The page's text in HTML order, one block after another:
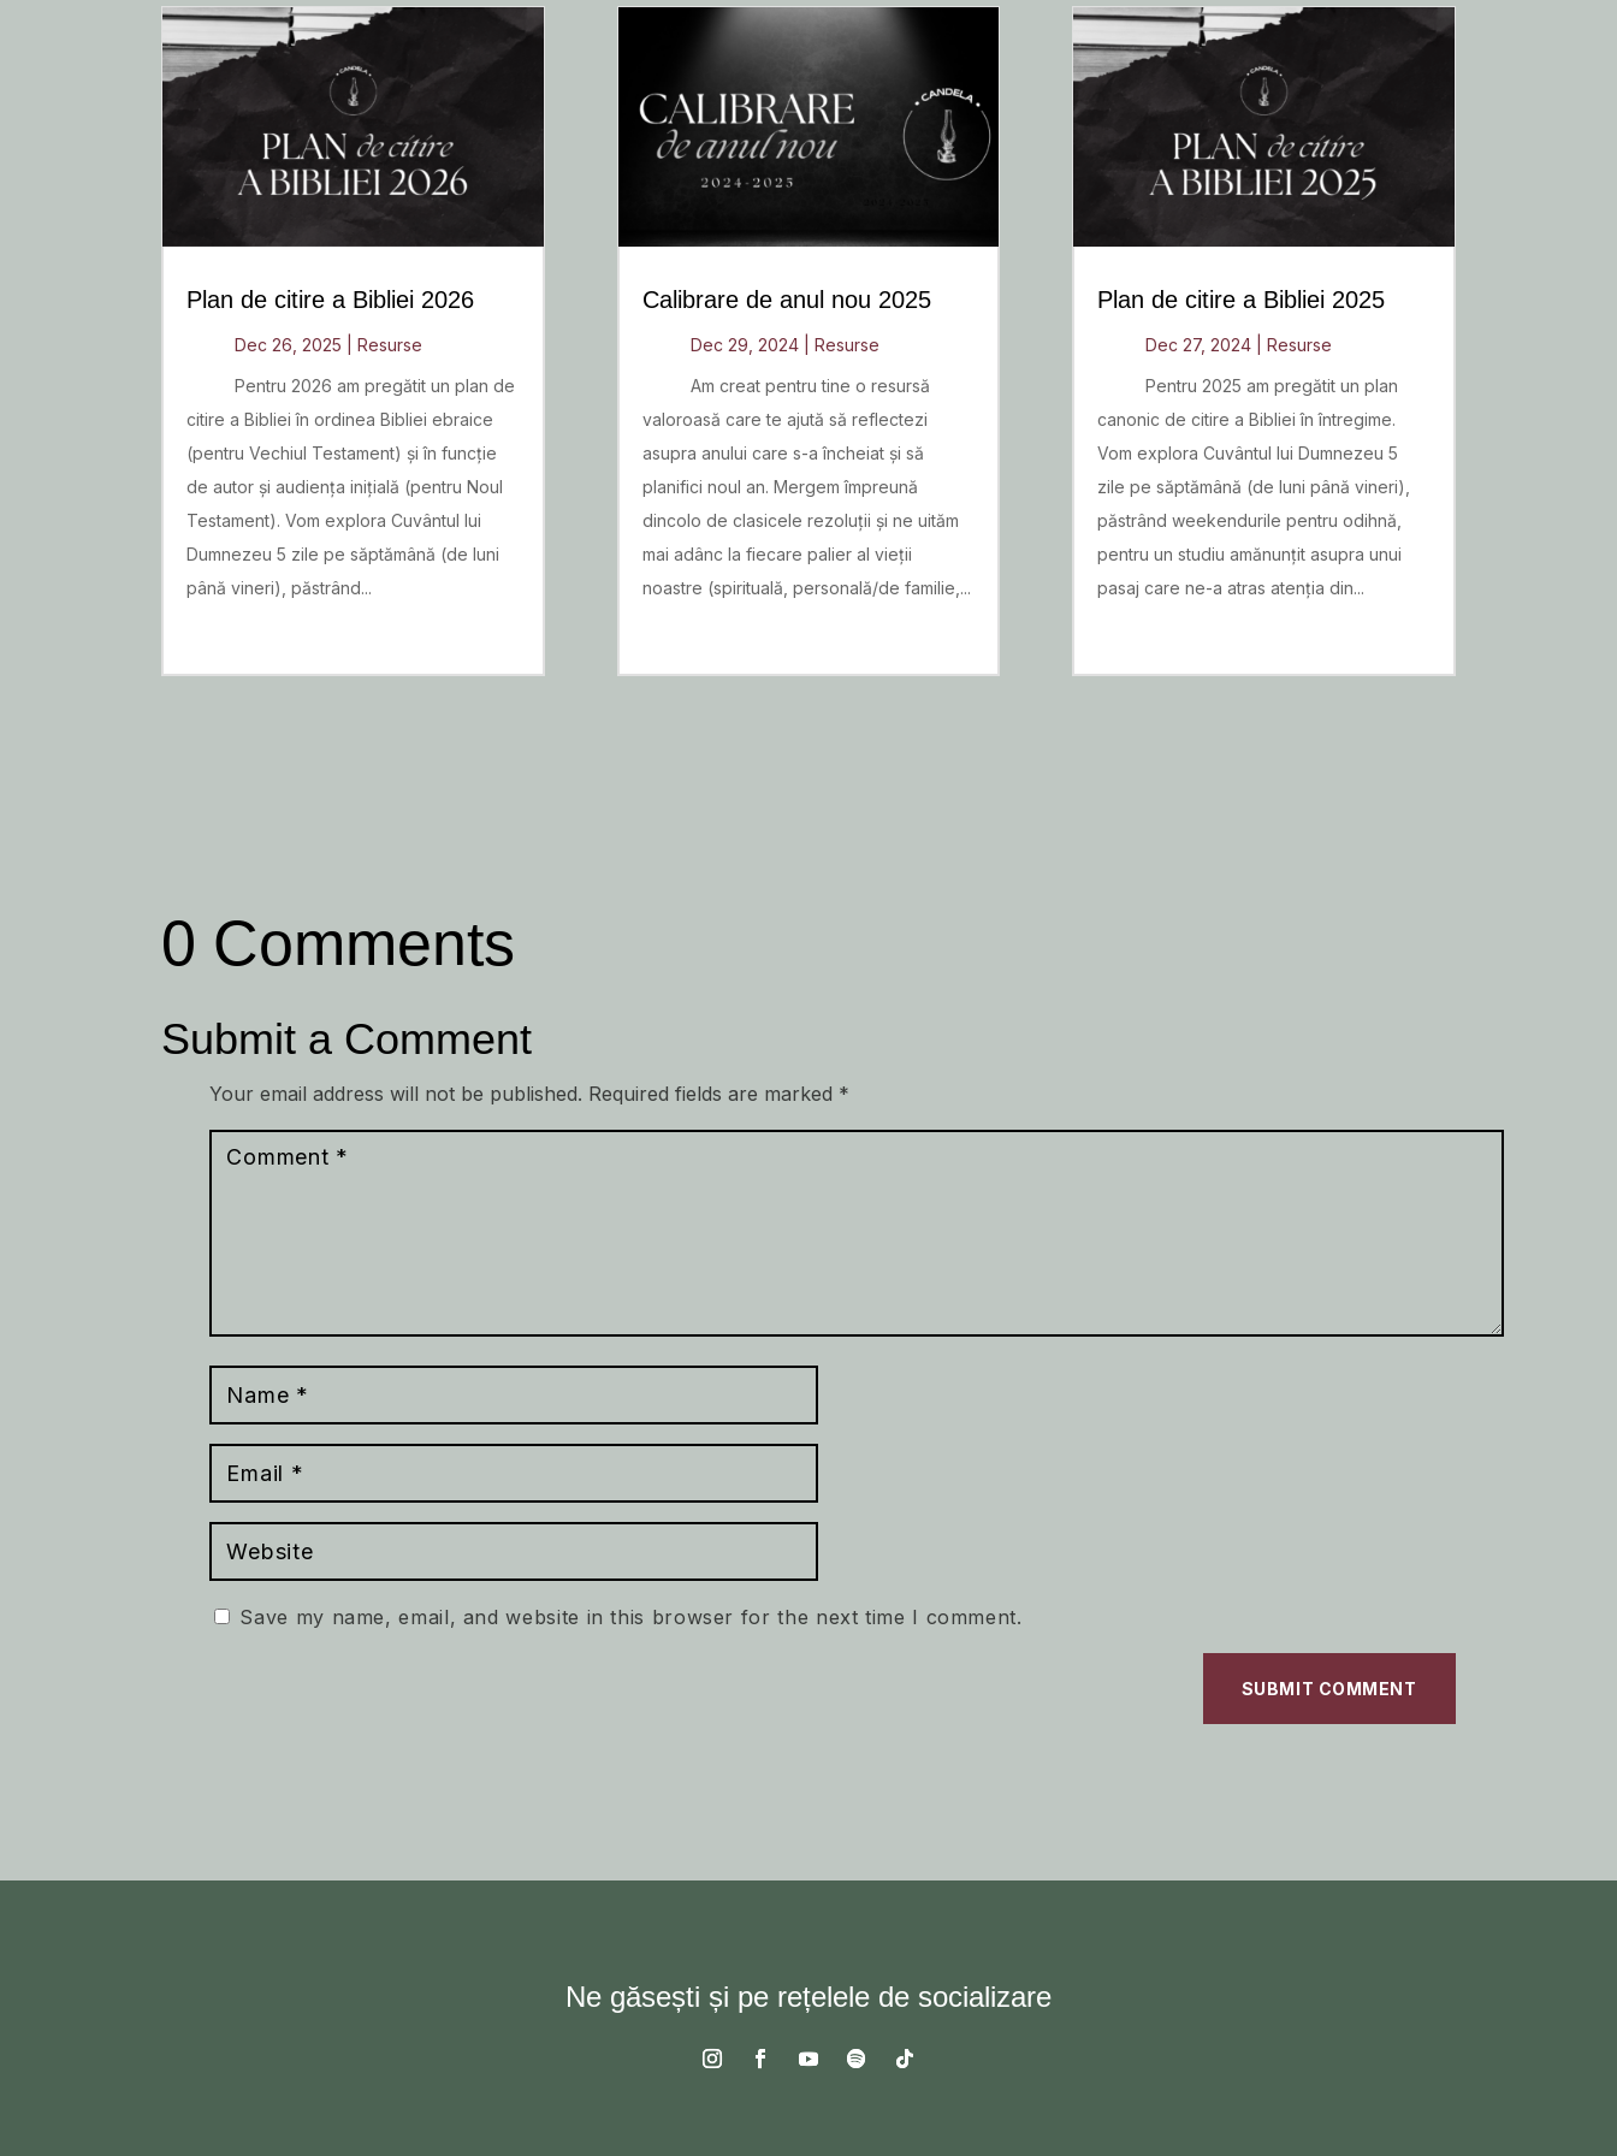
Plan de citire a Bibliei 2026
Dec 26, 2025 |Resurse
Pentru 2026 am pregătit un plan de
citire a Bibliei în ordinea Bibliei ebraice
(pentru Vechiul Testament) și în funcție
de autor și audiența inițială (pentru Noul
Testament). Vom explora Cuvântul lui
Dumnezeu 5 zile pe săptămână (de luni
până vineri), păstrând...
Calibrare de anul nou 2025
Dec 29, 2024| Resurse
Am creat pentru tine o resursă
valoroasă care te ajută să reflectezi
asupra anului care s-a încheiat și să
planifici noul an. Mergem împreună
dincolo de clasicele rezoluții și ne uităm
mai adânc la fiecare palier al vieții
noastre (spirituală, personală/de familie,...
Plan de citire a Bibliei 2025
Dec 27, 2024| Resurse
Pentru 2025 am pregătit un plan
canonic de citire a Bibliei în întregime.
Vom explora Cuvântul lui Dumnezeu 5
zile pe săptămână (de luni până vineri),
păstrând weekendurile pentru odihnă,
pentru un studiu amănunțit asupra unui
pasaj care ne-a atras atenția din...
0 Comments
Submit a Comment
Your email address will not be published. Required fields are marked *
Save my name, email, and website in this browser for the next time I comment.
SUBMIT COMMENT
Ne găsești și pe rețelele de socializare